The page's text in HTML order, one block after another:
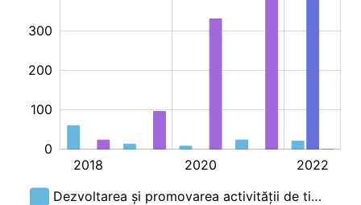
200
0
100
200
300
L
2018 2020
2022
Dezvoltarea și promovarea activității de ti…